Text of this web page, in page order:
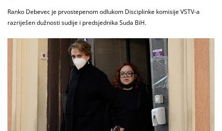
Ranko Debevec je prvostepenom odlukom Disciplinke komisije VSTV-a
razriješen dužnosti sudije i predsjednika Suda BiH.